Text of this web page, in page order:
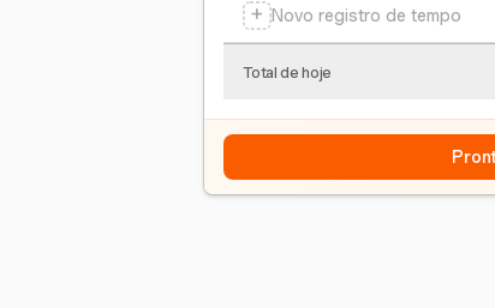
+ Novo registro de tempo
Total de hoje